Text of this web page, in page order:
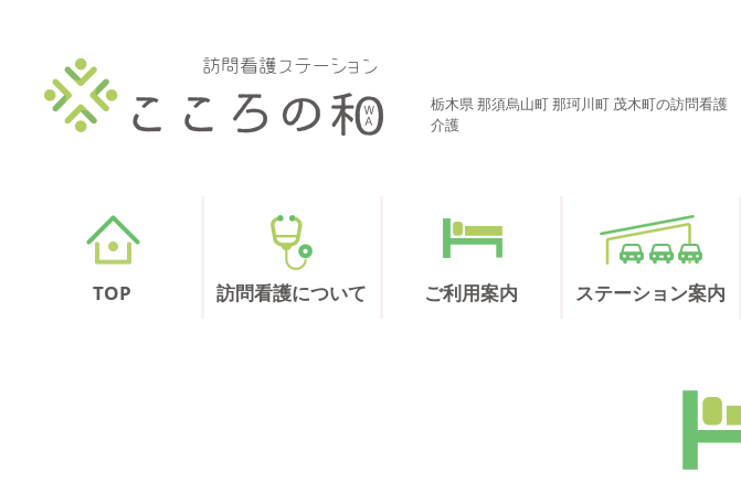
栃木県 那須烏山町 那珂川町 茂木町の訪問看護
介護
TOP 訪問看護について ご利用案内 ステーション案内